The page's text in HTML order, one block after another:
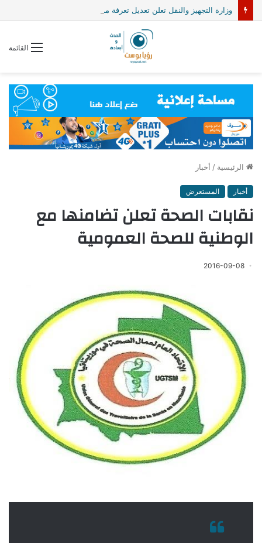
القائمة
الرئيسية / أخبار
أخبار المستعرض
نقابات الصحة تعلن تضامنها مع
الوطنية للصحة العمومية
2016-09-08